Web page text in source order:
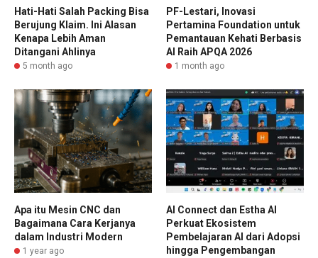
Hati-Hati Salah Packing Bisa
Berujung Klaim. Ini Alasan
Kenapa Lebih Aman
Ditangani Ahlinya
5 month ago
PF-Lestari, Inovasi
Pertamina Foundation untuk
Pemantauan Kehati Berbasis
AI Raih APQA 2026
1 month ago
Apa itu Mesin CNC dan
Bagaimana Cara Kerjanya
dalam Industri Modern
1 year ago
AI Connect dan Estha AI
Perkuat Ekosistem
Pembelajaran AI dari Adopsi
hingga Pengembangan